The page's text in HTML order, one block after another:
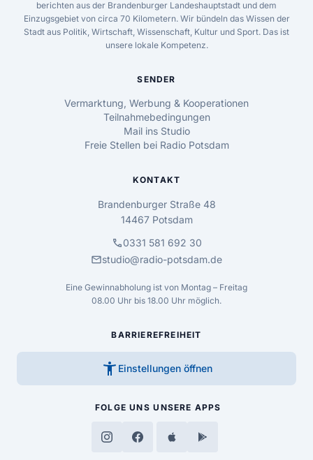
berichten aus der Brandenburger Landeshauptstadt und dem
Einzugsgebiet von circa 70 Kilometern. Wir bündeln das Wissen der
Stadt aus Politik, Wirtschaft, Wissenschaft, Kultur und Sport. Das ist
unsere lokale Kompetenz.
SENDER
Vermarktung, Werbung & Kooperationen
Teilnahmebedingungen
Mail ins Studio
Freie Stellen bei Radio Potsdam
KONTAKT
Brandenburger Straße 48
14467 Potsdam
call0331 581 692 30
mailstudio@radio-potsdam.de
Eine Gewinnabholung ist von Montag – Freitag
08.00 Uhr bis 18.00 Uhr möglich.
BARRIEREFREIHEIT
accessibility_new Einstellungen öffnen
FOLGE UNS UNSERE APPS